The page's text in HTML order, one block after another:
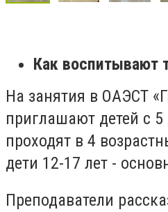
Как воспитывают
На занятия в ОАЭСТ
приглашают детей с 5
проходят в 4
дети 12-17 лет -
Преподаватели